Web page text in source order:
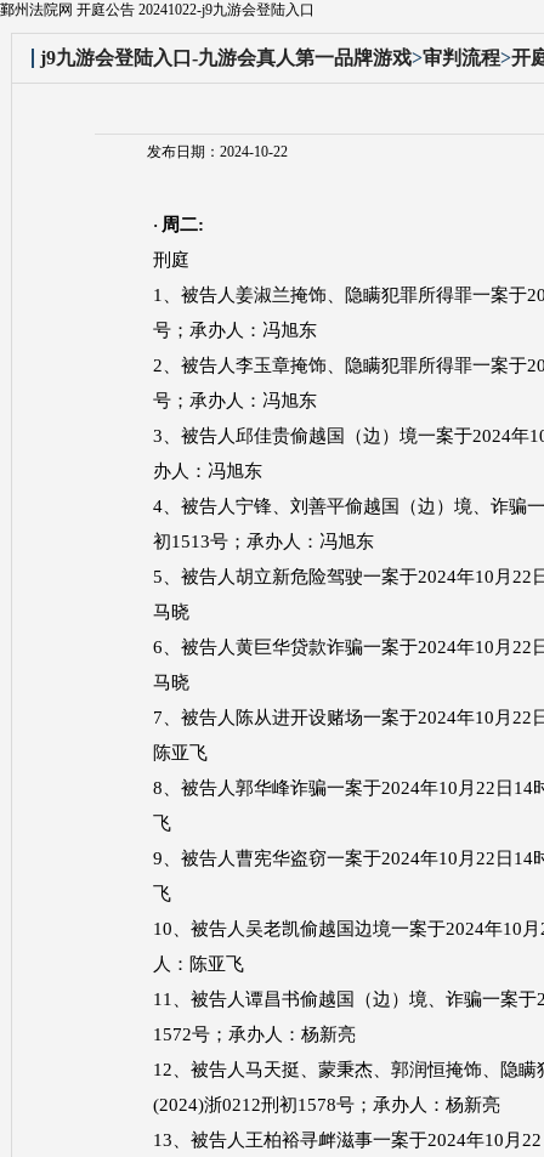
鄞州法院网 开庭公告 20241022-j9九游会登陆入口
j9九游会登陆入口-九游会真人第一品牌游戏>审判流程>开
发布日期：2024-10-22
· 周二:
刑庭
1、被告人姜淑兰掩饰、隐瞒犯罪所得罪一案于
号；承办人：冯旭东
2、被告人李玉章掩饰、隐瞒犯罪所得罪一案于
号；承办人：冯旭东
3、被告人邱佳贵偷越国（边）境一案于2024年
办人：冯旭东
4、被告人宁锋、刘善平偷越国（边）境、诈骗
初1513号；承办人：冯旭东
5、被告人胡立新危险驾驶一案于2024年10月22
马晓
6、被告人黄巨华贷款诈骗一案于2024年10月22
马晓
7、被告人陈从进开设赌场一案于2024年10月
陈亚飞
8、被告人郭华峰诈骗一案于2024年10月22日
飞
9、被告人曹宪华盗窃一案于2024年10月22日
飞
10、被告人吴老凯偷越国边境一案于2024年10
人：陈亚飞
11、被告人谭昌书偷越国（边）境、诈骗一案
1572号；承办人：杨新亮
12、被告人马天挺、蒙秉杰、郭润恒掩饰、隐
(2024)浙0212刑初1578号；承办人：杨新亮
13、被告人王柏裕寻衅滋事一案于2024年10月